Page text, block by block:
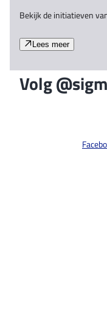
Bekijk de initiatieven
Lees meer
Volg